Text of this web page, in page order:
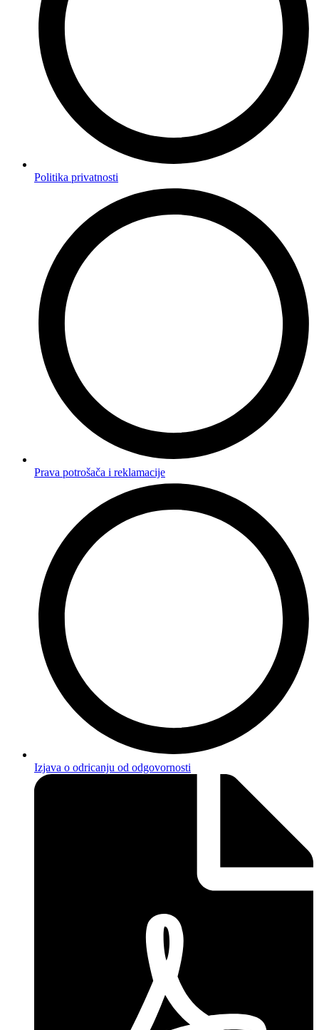
Politika privatnosti
Prava potrošača i reklamacije
Izjava o odricanju od odgovornosti